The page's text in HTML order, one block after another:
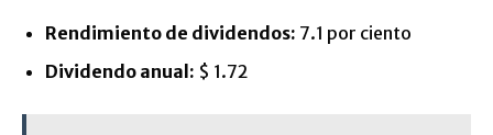
Rendimiento de dividendos: 7.1 por ciento
Dividendo anual: $ 1.72